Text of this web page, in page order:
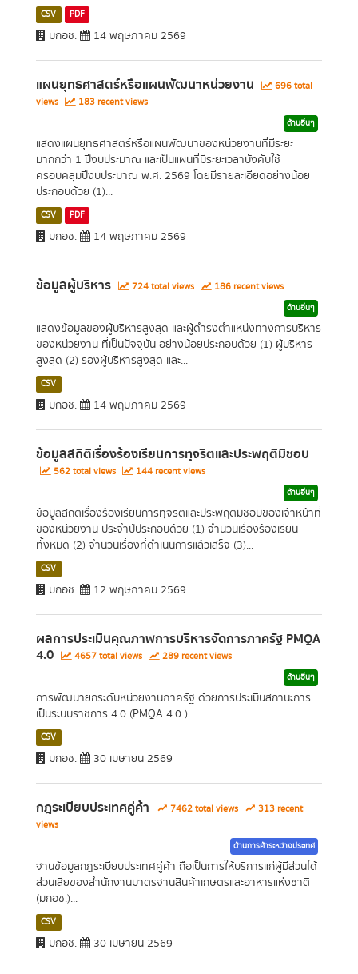
CSV PDF
มกอช. 14 พฤษภาคม 2569
แผนยุทธศาสตร์หรือแผนพัฒนาหน่วยงาน
696 total
views
183 recent views
ด้านอื่นๆ
แสดงแผนยุทธศาสตร์หรือแผนพัฒนาของหน่วยงานที่มีระยะ
มากกว่า 1 ปีงบประมาณ และเป็นแผนที่มีระยะเวลาบังคับใช้
ครอบคลุมปีงบประมาณ พ.ศ. 2569 โดยมีรายละเอียดอย่างน้อย
ประกอบด้วย (1)...
CSV PDF
มกอช. 14 พฤษภาคม 2569
ข้อมูลผู้บริหาร 724 total views 186 recent views
ด้านอื่นๆ
แสดงข้อมูลของผู้บริหารสูงสุด และผู้ดำรงตำแหน่งทางการบริหาร
ของหน่วยงาน ที่เป็นปัจจุบัน อย่างน้อยประกอบด้วย (1) ผู้บริหาร
สูงสุด (2) รองผู้บริหารสูงสุด และ...
CSV
มกอช. 14 พฤษภาคม 2569
ข้อมูลสถิติเรื่องร้องเรียนการทุจริตและประพฤติมิชอบ
562 total views 144 recent views
ด้านอื่นๆ
ข้อมูลสถิติเรื่องร้องเรียนการทุจริตและประพฤติมิชอบของเจ้าหน้าที่
ของหน่วยงาน ประจำปีประกอบด้วย (1) จำนวนเรื่องร้องเรียน
ทั้งหมด (2) จำนวนเรื่องที่ดำเนินการแล้วเสร็จ (3)...
CSV
มกอช. 12 พฤษภาคม 2569
ผลการประเมินคุณภาพการบริหารจัดการภาครัฐ PMQA
4.0 4657 total views 289 recent views
ด้านอื่นๆ
การพัฒนายกระดับหน่วยงานภาครัฐ ด้วยการประเมินสถานะการ
เป็นระบบราชการ 4.0 (PMQA 4.0 )
CSV
มกอช. 30 เมษายน 2569
กฎระเบียบประเทศคู่ค้า 7462 total views
313 recent
views
ด้านการค้าระหว่างประเทศ
ฐานข้อมูลกฎระเบียบประเทศคู่ค้า ถือเป็นการให้บริการแก่ผู้มีส่วนได้
ส่วนเสียของสำนักงานมาตรฐานสินค้าเกษตรและอาหารแห่งชาติ
(มกอช.)...
CSV
มกอช. 30 เมษายน 2569